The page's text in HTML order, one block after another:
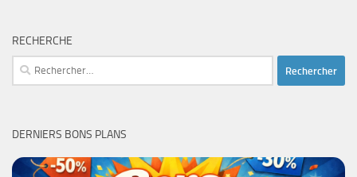
RECHERCHE
Rechercher :
DERNIERS BONS PLANS